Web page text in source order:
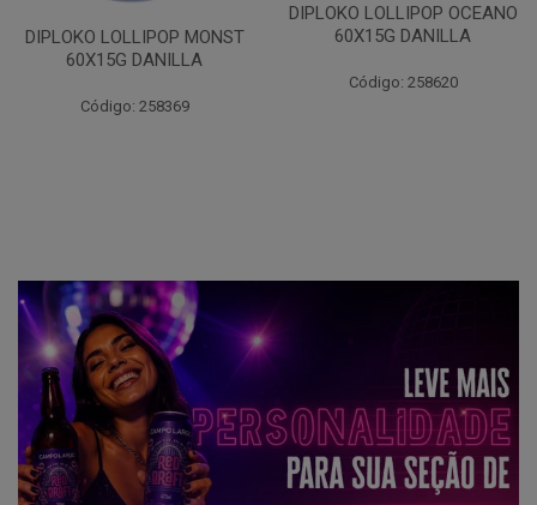
DIPLOKO LOLLIPOP MONST
60X15G DANILLA
Código: 258369
DIPLOKO LOLLIPOP OCEANO
60X15G DANILLA
Código: 258620